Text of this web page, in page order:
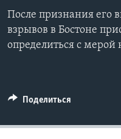
Learning English
СОЦИАЛЬНЫЕ СЕТИ
После признания его
взрывов в Бостоне
определиться с мерой
Поделиться